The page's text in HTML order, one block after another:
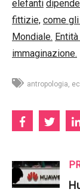
elefanti
fittizie, come gli
Mondiale.
immaginazione.
antropologia